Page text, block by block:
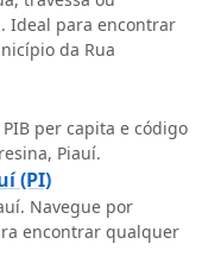
Ideal para encontrar
da Rua
per capita e código
Piauí.
(PI)
Navegue por
encontrar qualquer